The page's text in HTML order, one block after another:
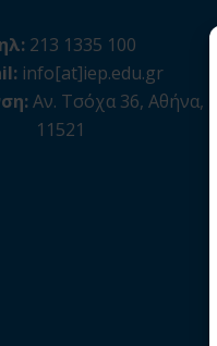
213 1335 100
info[at]iep.edu.gr
Αν. Τσόχα 36, Αθήνα,
11521